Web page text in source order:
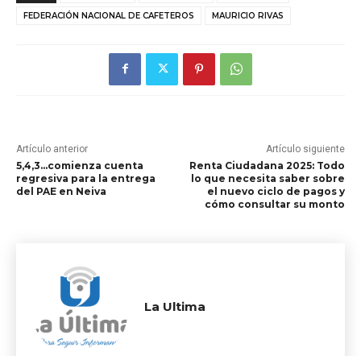
FEDERACIÓN NACIONAL DE CAFETEROS MAURICIO RIVAS
Artículo anterior
5,4,3…comienza cuenta
regresiva para la entrega
del PAE en Neiva
Artículo siguiente
Renta Ciudadana 2025: Todo
lo que necesita saber sobre
el nuevo ciclo de pagos y
cómo consultar su monto
La Ultima